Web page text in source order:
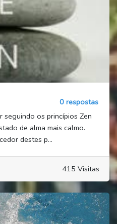
0 respostas
os princípios Zen
de alma mais calmo.
destes p...
415 Visitas